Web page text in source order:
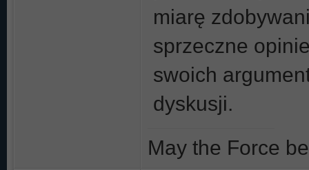
miarę
sprzeczne
swoich
dyskusji.
May the Force